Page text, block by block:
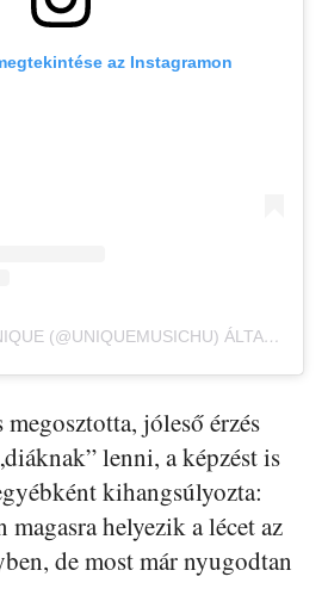
az Instagramon
VÖLGYESI GABI | UNIQUE (@UNIQUEMUSICHU) ÁLTAL MEGOSZTOTT BEJEGYZÉS
jóleső érzés
lenni, a képzést is
kihangsúlyozta:
helyezik a lécet az
de most már nyugodtan